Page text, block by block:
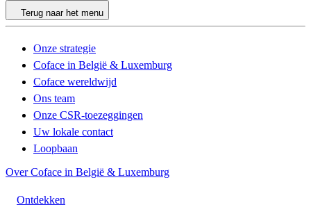
Terug naar het menu
Onze strategie
Coface in België & Luxemburg
Coface wereldwijd
Ons team
Onze CSR-toezeggingen
Uw lokale contact
Loopbaan
Over Coface in België & Luxemburg
Ontdekken